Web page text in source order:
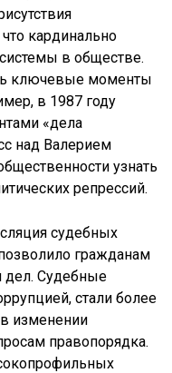
кардинально
в обществе.
ключевые моменты
в 1987 году
«дела
над Валерием
узнать
репрессий.
судебных
гражданам
дел. Судебные
стали более
изменении
правопорядка.